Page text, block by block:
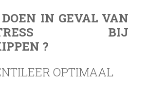
IN GEVAL VAN
BIJ
?
OPTIMAAL